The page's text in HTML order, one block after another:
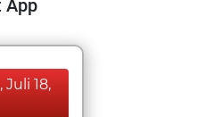
App
Juli 18,